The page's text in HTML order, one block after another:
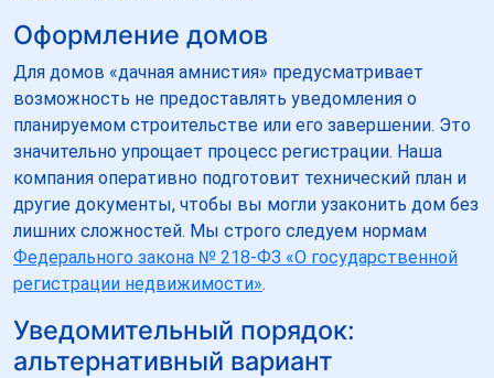
Оформление домов
Для домов «дачная амнистия» предусматривает
возможность не предоставлять уведомления о
планируемом строительстве или его завершении. Это
значительно упрощает процесс регистрации. Наша
компания оперативно подготовит технический план и
другие документы, чтобы вы могли узаконить дом без
лишних сложностей. Мы строго следуем нормам
Федерального закона № 218-ФЗ «О государственной
регистрации недвижимости».
Уведомительный порядок:
альтернативный вариант